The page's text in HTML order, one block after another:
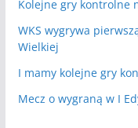
Kolejne gry kontrolne
WKS wygrywa
Wielkiej
I mamy kolejne gry
Mecz o wygraną w I